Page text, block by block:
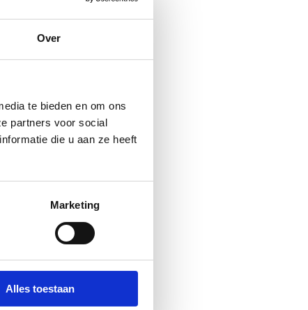
Over
te bieden en om ons
partners voor social
die u aan ze heeft
Marketing
Alles toestaan